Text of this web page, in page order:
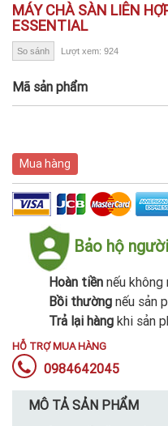
MÁY CHÀ SÀN LIÊN
ESSENTIAL
So sánh Lượt xem: 924
Mã sản phẩm
Mua hàng
Bảo hộ
Hoàn tiền nếu không
Bồi thường nếu sản
Trả lại hàng khi sản
HỖ TRỢ MUA HÀNG
0984642045
MÔ TẢ SẢN PHẨM